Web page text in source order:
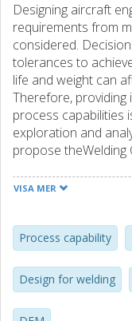
Designing aircraft
requirements from
considered.
tolerances to
life and weight can
Therefore,
process capabilities
exploration and
propose theWelding
and assessment of
connected to
design parameters
methods are
the likelihood of
method is
VISA MER
Process capability
Design for welding